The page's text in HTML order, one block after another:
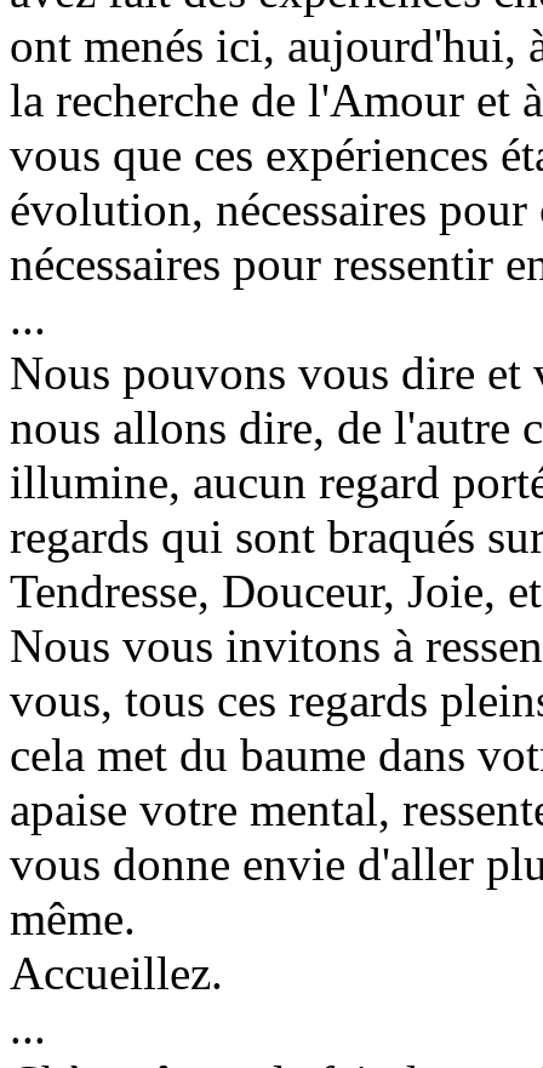
ont menés ici, aujourd'hui,
la recherche de l'Amour et
vous que ces expériences
évolution, nécessaires
nécessaires pour ressentir
...
Nous pouvons vous dire et
nous allons dire, de l'autre
illumine, aucun regard
regards qui sont braqués
Tendresse, Douceur, Joie,
Nous vous invitons à
vous, tous ces regards
cela met du baume dans
apaise votre mental,
vous donne envie d'aller
même.
Accueillez.
...